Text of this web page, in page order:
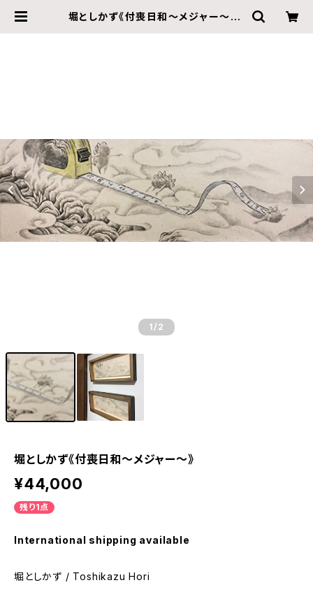
堀としかず《付喪日和〜メジャー〜》 |
1 /2
堀としかず《付喪日和〜メジャー〜》
¥44,000
残り1点
International shipping available
堀としかず / Toshikazu Hori